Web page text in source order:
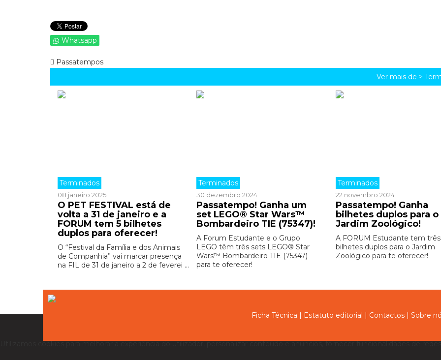
Whatsapp
Passatempos
Ver mais de >
Terminados
08 janeiro 2025
O PET FESTIVAL está de
volta a 31 de janeiro e a
FORUM tem 5 bilhetes
duplos para oferecer!
O “Festival da Família e dos Animais
de Companhia” vai marcar presença
na FIL de 31 de janeiro a 2 de feverei ...
Terminados
30 dezembro 2024
Passatempo! Ganha um
set LEGO® Star Wars™
Bombardeiro TIE (75347)!
A Forum Estudante e o Grupo
LEGO têm três sets LEGO® Star
Wars™ Bombardeiro TIE (75347)
para te oferecer!
Terminados
22 novembro 2024
Passatempo! Ganha
bilhetes duplos para o
Jardim Zoológico!
A FORUM Estudante tem três
bilhetes duplos para o Jardim
Zoológico para te oferecer!
Ficha Técnica | Estatuto editorial | Contactos | Sobre
Utilizamos cookies para melhorar a experiência do utilizador, personalizar conteúdo e anúncios, fornecer funcionalidades de